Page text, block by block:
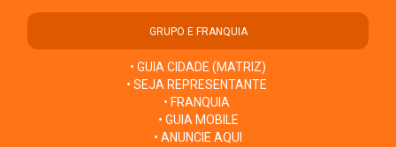
GRUPO E FRANQUIA
• GUIA CIDADE (MATRIZ)
• SEJA REPRESENTANTE
• FRANQUIA
• GUIA MOBILE
• ANUNCIE AQUI